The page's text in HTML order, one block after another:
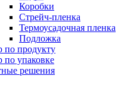
Коробки
Стрейч-пленка
Термоусадочная пленка
Подложка
по продукту
по упаковке
решения